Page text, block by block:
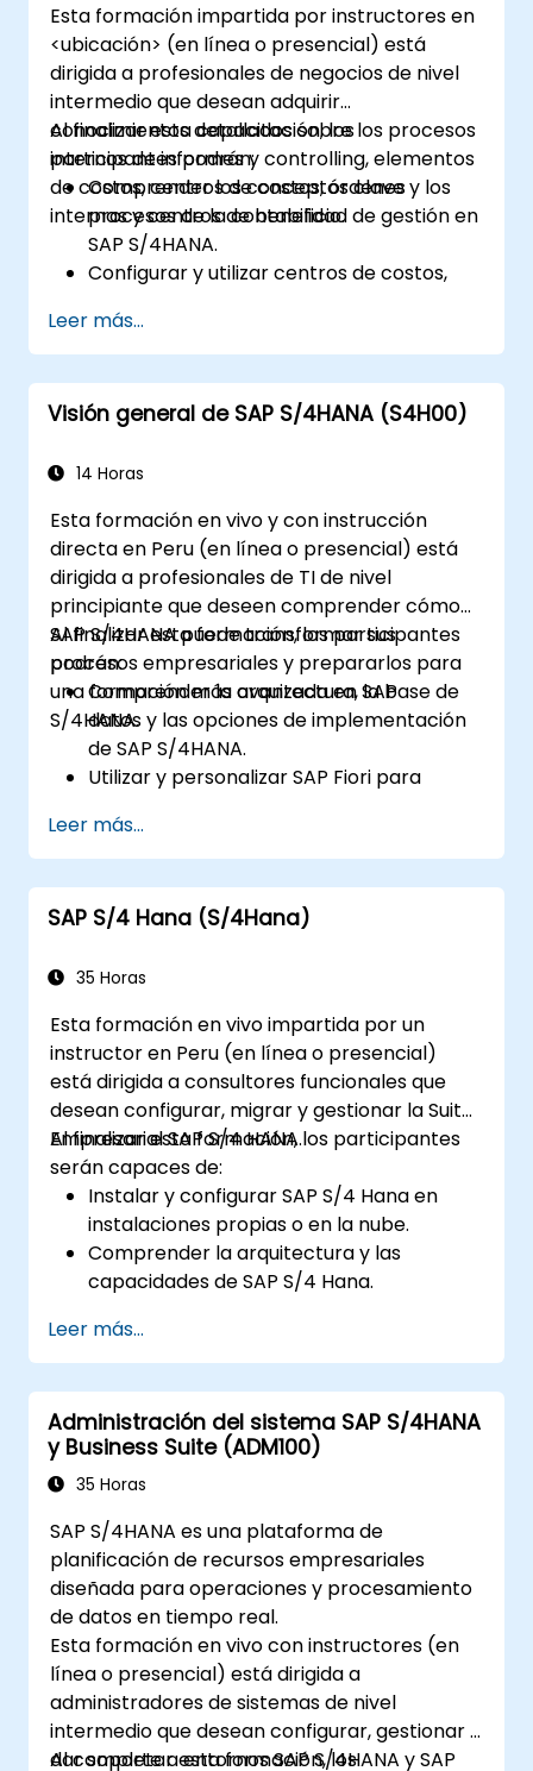
comprobantes de cobro.
Aprender a utilizar la analítica integrada
en SAP S4HANA para monitorear y
mejorar el rendimiento de las ventas,
utilizando informes estándar e
indicadores clave de desempeño (KPI).
Esta formación impartida por instructores en
<ubicación> (en línea o presencial) está
dirigida a profesionales de negocios de nivel
intermedio que desean adquirir
conocimientos detallados sobre los procesos
internos de informes y controlling, elementos
de costos, centros de costos, órdenes
internas y centros de beneficio.
Al finalizar esta capacitación, los
participantes podrán:
Comprender los conceptos clave y los
procesos de la contabilidad de gestión en
SAP S/4HANA.
Configurar y utilizar centros de costos,
análisis de rentabilidad.
Adquirir competencia en el uso de
aplicaciones SAP Fiori para informes
financieros y de contabilidad de gestión.
Leer más...
Visión general de SAP S/4HANA (S4H00)
14 Horas
Esta formación en vivo y con instrucción
directa en Peru (en línea o presencial) está
dirigida a profesionales de TI de nivel
principiante que deseen comprender cómo
SAP S/4HANA puede transformar sus
procesos empresariales y prepararlos para
una formación más avanzada en SAP
S/4HANA.
Al finalizar esta formación, los participantes
podrán:
Comprender la arquitectura, la base de
datos y las opciones de implementación
de SAP S/4HANA.
Utilizar y personalizar SAP Fiori para
Identificar las principales mejoras en los
procesos de finanzas, logística y otros
módulos.
Comprender la integración, el análisis de
respaldan las implementaciones de SAP.
Leer más...
SAP S/4 Hana (S/4Hana)
35 Horas
Esta formación en vivo impartida por un
instructor en Peru (en línea o presencial)
está dirigida a consultores funcionales que
desean configurar, migrar y gestionar la Suite
Empresarial SAP S/4 HANA.
Al finalizar esta formación, los participantes
serán capaces de:
Instalar y configurar SAP S/4 Hana en
instalaciones propias o en la nube.
Comprender la arquitectura y las
capacidades de SAP S/4 Hana.
Business Suite hacia SAP S/4 Hana.
Entender cómo se implementa la
seguridad en SAP S/4 Hana.
Mejorar la capacidad móvil de las
aplicaciones SAP utilizando SAP Fiori.
Probar, depurar y desplegar SAP S/4
Explorar cómo SAP S/4 se puede integrar
con SAP S/4 Cloud para proporcionar una
solución empresarial integral.
Leer más...
Administración del sistema SAP S/4HANA
y Business Suite (ADM100)
35 Horas
SAP S/4HANA es una plataforma de
planificación de recursos empresariales
diseñada para operaciones y procesamiento
de datos en tiempo real.
Esta formación en vivo con instructores (en
línea o presencial) está dirigida a
administradores de sistemas de nivel
intermedio que desean configurar, gestionar y
dar soporte a entornos SAP S/4HANA y SAP
Al completar esta formación, los